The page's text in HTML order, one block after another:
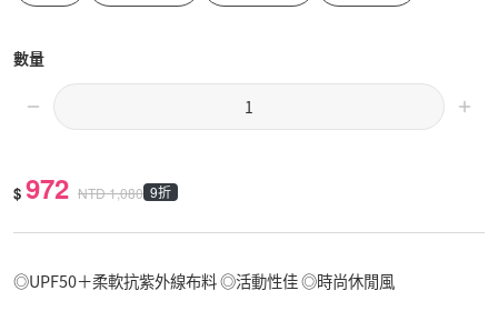
數量
$ 972 NTD1,080 9折
◎UPF50＋柔軟抗紫外線布料 ◎活動性佳 ◎時尚休閒風